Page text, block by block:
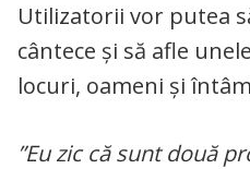
Utilizatorii vor putea
cântece și să afle
locuri, oameni și
”Eu zic că sunt două